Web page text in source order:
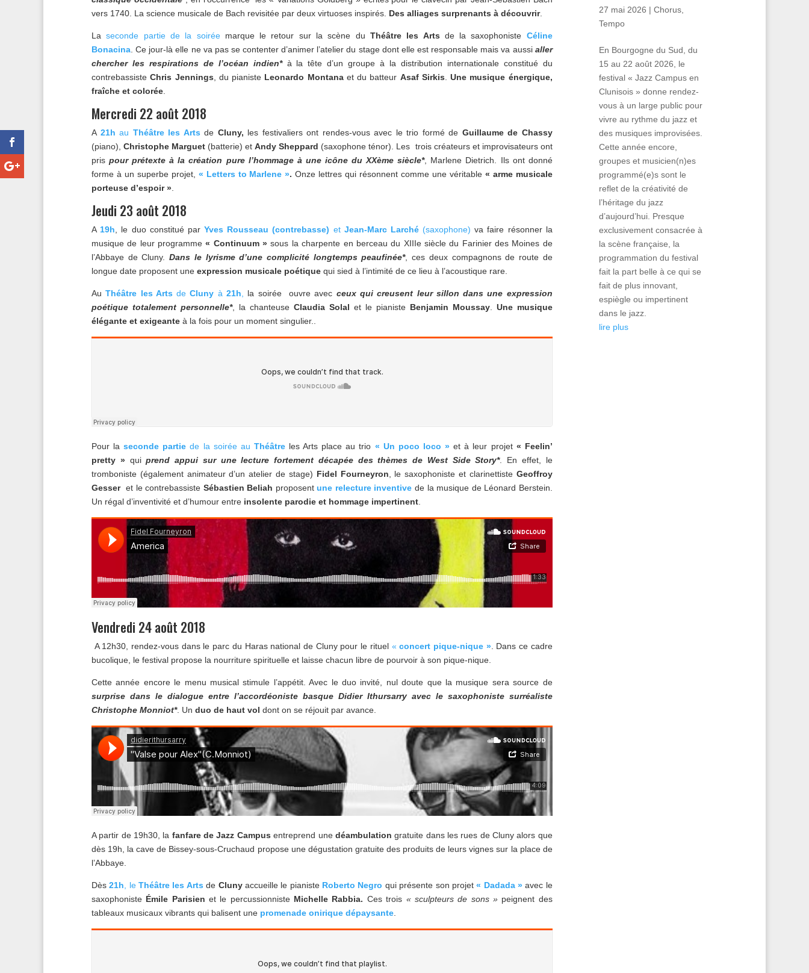
vers 1740. La science musicale de Bach revisitée par deux virtuoses inspirés. Des alliages surprenants à découvrir.
Laseconde partie de la soirée marque le retour sur la scène du Théâtre les Arts de la saxophoniste Céline
Bonacina . Ce jour-là elle ne va pas se contenter d’animer l’atelier du stage dont elle est responsable mais va aussi aller
chercher les respirations de l’océan indien*à la tête d’un groupe à la distribution internationale constitué du
contrebassiste Chris Jennings , du pianiste Leonardo Montanaet du batteur Asaf Sirkis .Une musique énergique,
fraîche et colorée
Mercredi 22 août 2018
A 21h au Théâtre les Arts de Cluny, les festivaliers ont rendes-vous avec le trio formé de Guillaume de Chassy
(piano),Christophe Marguet (batterie) etAndy Sheppard (saxophone ténor). Les trois créateurs et improvisateurs ont
prispour prétexte à la création pure l’hommage à une icône du XXème siècle*, Marlene Dietrich. Ils ont donné
forme à un superbe projet, « Letters to Marlene ». Onze lettres qui résonnent comme une véritable « arme musicale
porteuse d’espoir »
Jeudi 23 août 2018
A 19h , le duo constitué parYves Rousseau (contrebasse) et Jean-Marc Larché(saxophone) va faire résonner la
musique de leur programme « Continuum » sous la charpente en berceau du XIIIe siècle du Farinier des Moines de
l’Abbaye de Cluny.Dans le lyrisme d’une complicité longtemps peaufinée*, ces deux compagnons de route de
longue date proposent une expression musicale poétique qui sied à l’intimité de ce lieu à l’acoustique rare.
AuThéâtre les Arts de Cluny à21h la soirée ouvre avec ceux qui creusent leur sillon dans une expression
poétique totalement personnelle*, la chanteuse Claudia Solal et le pianisteBenjamin Moussay. Une musique
élégante et exigeante à la fois pour un moment singulier..
Pour laseconde partie de la soirée au Théâtreles Arts place au trio « Un poco loco » et à leur projet « Feelin’
pretty » quiprend appui sur une lecture fortement décapée des thèmes de West Side Story*. En effet, le
tromboniste (également animateur d’un atelier de stage) Fidel Fourneyron , le saxophoniste et clarinettiste Geoffroy
Gesseret le contrebassiste Sébastien Beliah proposentune relecture inventive de la musique de Léonard Berstein.
Un régal d’inventivité et d’humour entre insolente parodie et hommage impertinent
Vendredi 24 août 2018
A 12h30, rendez-vous dans le parc du Haras national de Cluny pour le rituel «concert pique-nique ». Dans ce cadre
bucolique, le festival propose la nourriture spirituelle et laisse chacun libre de pourvoir à son pique-nique.
Cette année encore le menu musical stimule l’appétit. Avec le duo invité, nul doute que la musique sera source de
surprise dans le dialogue entre l’accordéoniste basque Didier Ithursarry avec le saxophoniste surréaliste
Christophe Monniot*. Un duo de haut vol dont on se réjouit par avance.
A partir de 19h30, la fanfare de Jazz Campus entreprend une déambulation gratuite dans les rues de Cluny alors que
dès 19h, la cave de Bissey-sous-Cruchaud propose une dégustation gratuite des produits de leurs vignes sur la place de
l’Abbaye.
Dès 21h , leThéâtre les Arts de Clunyaccueille le pianiste Roberto Negro qui présente son projet« Dadada » avec le
saxophoniste Émile Parisien et le percussionniste Michelle Rabbia. Ces trois « sculpteurs de sons » peignent des
tableaux musicaux vibrants qui balisent une promenade onirique dépaysante
27 mai 2026 | Chorus,
Tempo
En Bourgogne du Sud, du
15 au 22 août 2026, le
festival « Jazz Campus en
Clunisois » donne rendez-
vous à un large public pour
vivre au rythme du jazz et
des musiques improvisées.
Cette année encore,
groupes et musicien(n)es
programmé(e)s sont le
reflet de la créativité de
l’héritage du jazz
d’aujourd’hui. Presque
exclusivement consacrée à
la scène française, la
programmation du festival
fait la part belle à ce qui se
fait de plus innovant,
espiègle ou impertinent
dans le jazz.
lire plus